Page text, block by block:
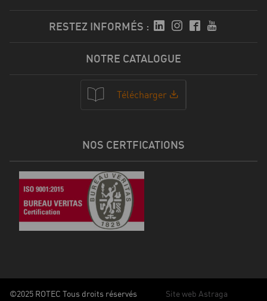
RESTEZ INFORMÉS :
NOTRE CATALOGUE
Télécharger
NOS CERTFICATIONS
©2025 ROTEC Tous droits réservés
Site web Astraga